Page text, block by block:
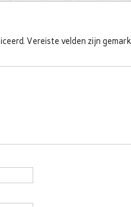
Vereiste velden zijn